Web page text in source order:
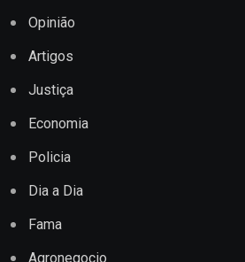
Opinião
Artigos
Justiça
Economia
Policia
Dia a Dia
Fama
Agronegocio